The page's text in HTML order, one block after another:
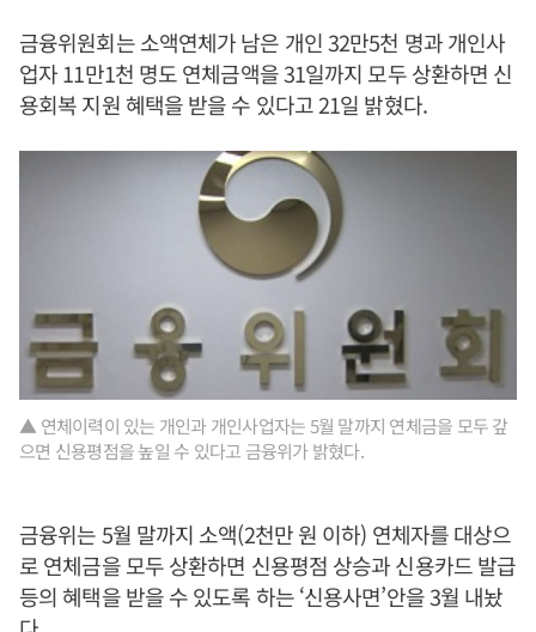
금융위원회는 소액연체가 남은 개인 32만5천 명과 개인사
업자 11만1천 명도 연체금액을 31일까지 모두 상환하면 신
용회복 지원 혜택을 받을 수 있다고 21일 밝혔다.
▲ 연체이력이 있는 개인과 개인사업자는 5월 말까지 연체금을 모두 갚
으면 신용평점을 높일 수 있다고 금융위가 밝혔다.
금융위는 5월 말까지 소액(2천만 원 이하) 연체자를 대상으
로 연체금을 모두 상환하면 신용평점 상승과 신용카드 발급
등의 혜택을 받을 수 있도록 하는 ‘신용사면’안을 3월 내놨